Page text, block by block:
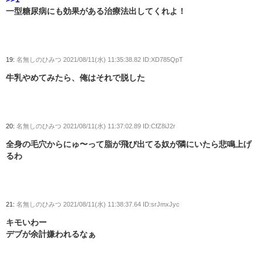
一型糖尿病にも効果がある治療法出してくれよ！
19: 名無しのひみつ 2021/08/11(水) 11:35:38.82 ID:XD785QpT
牛乳やめてみたら、俺はそれで脱した
20: 名無しのひみつ 2021/08/11(水) 11:37:02.89 ID:CfZ8iJ2r
全身の毛穴からにゅ〜って脂が飛び出てる奴が隣にいたら悲鳴上げ
るわ
21: 名無しのひみつ 2021/08/11(水) 11:38:37.64 ID:srJmxJyc
キモいわー
デブが余計嫌われるなぁ